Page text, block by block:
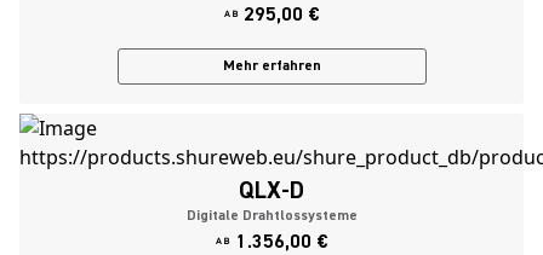
AB 295,00 €
Mehr erfahren
QLX-D
Digitale Drahtlossysteme
AB 1.356,00 €